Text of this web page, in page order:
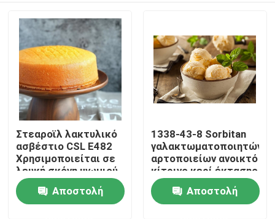
Σπίτι
Προϊόντα
Στεαροϊλ λακτυλικό
ασβέστιο CSL E482
Χρησιμοποιείται σε
λευκή σκόνη ψωμιού
Αποστολή
1338-43-8 Sorbitan
γαλακτωματοποιητών
αρτοποιείων ανοικτό
κίτρινο κερί έκτασης
E491 εστέρων
λιπαρού οξέος
Αποστολή